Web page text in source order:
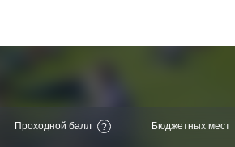
Проходной балл ? Бюджетных мест